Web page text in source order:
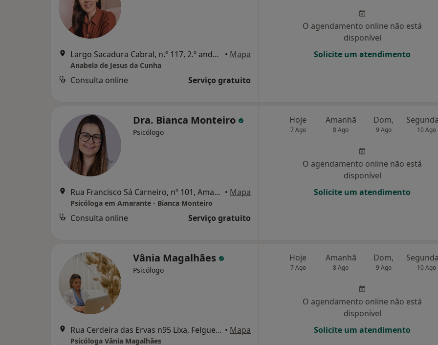
Largo Sacadura Cabral, n.º 117, 2.º andar, sala 2, Marco de Canaveses • Mapa
Anabela de Jesus da Cunha
Consulta online Serviço gratuito
O agendamento online não está
disponível
Solicite um atendimento
Dra. Bianca Monteiro
Psicólogo
Rua Francisco Sá Carneiro, nº 101, Amarante • Mapa
Psicóloga em Amarante - Bianca Monteiro
Consulta online Serviço gratuito
Hoje
7 Ago
Amanhã
8 Ago
Dom,
9 Ago 10 Ago
O agendamento online não está
disponível
Solicite um atendimento
Vânia Magalhães
Psicólogo
Rua Cerdeira das Ervas n95 Lixa, Felgueiras • Mapa
Psicóloga Vânia Magalhães
Hoje
7 Ago
Amanhã
8 Ago
Dom,
9 Ago 10 Ago
O agendamento online não está
disponível
Solicite um atendimento